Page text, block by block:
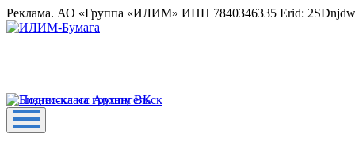
Реклама. АО «Группа «ИЛИМ» ИНН 7840346335 Erid: